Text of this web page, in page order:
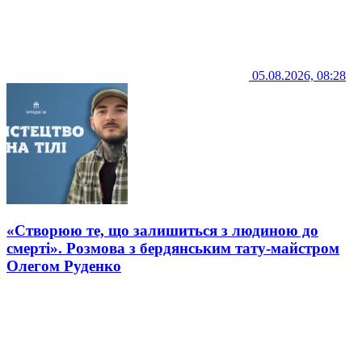
05.08.2026, 08:28
«Створюю те, що залишиться з людиною до
смерті». Розмова з бердянським тату-майстром
Олегом Руденко